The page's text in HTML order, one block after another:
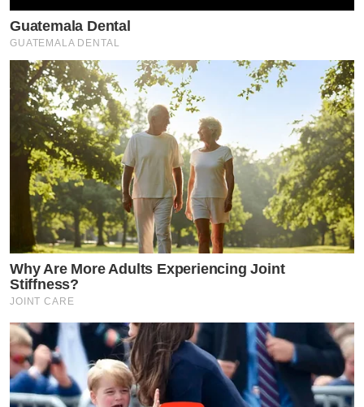
Guatemala Dental
GUATEMALA DENTAL
Why Are More Adults Experiencing Joint
Stiffness?
JOINT CARE